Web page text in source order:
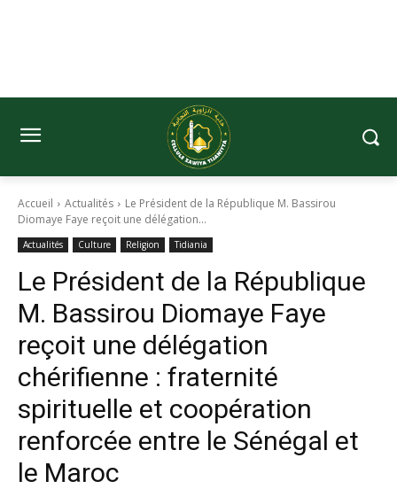
Accueil Actualités
Le Président de la République M. Bassirou
Diomaye Faye reçoit une délégation...
Actualités Culture Religion Tidiania
Le Président de la République
M. Bassirou Diomaye Faye
reçoit une délégation
chérifienne : fraternité
spirituelle et coopération
renforcée entre le Sénégal et
le Maroc